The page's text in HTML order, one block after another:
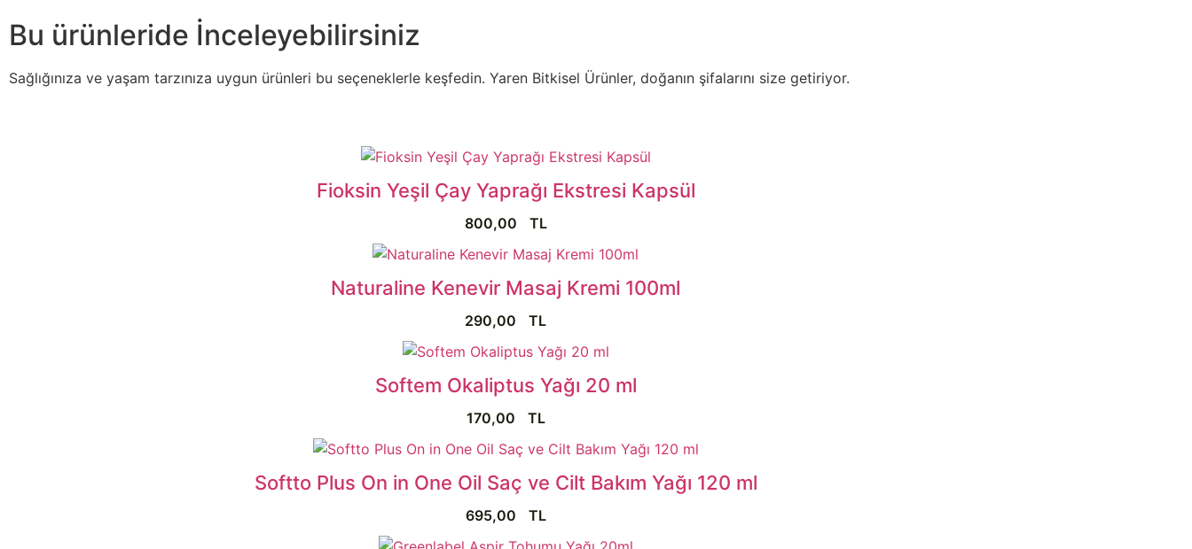
Bu ürünleride İnceleyebilirsiniz
Sağlığınıza ve yaşam tarzınıza uygun ürünleri bu seçeneklerle keşfedin. Yaren Bitkisel Ürünler, doğanın şifalarını size getiriyor.
Fioksin Yeşil Çay Yaprağı Ekstresi Kapsül
800,00 TL
Naturaline Kenevir Masaj Kremi 100ml
290,00 TL
Softem Okaliptus Yağı 20 ml
170,00 TL
Softto Plus On in One Oil Saç ve Cilt Bakım Yağı 120 ml
695,00 TL